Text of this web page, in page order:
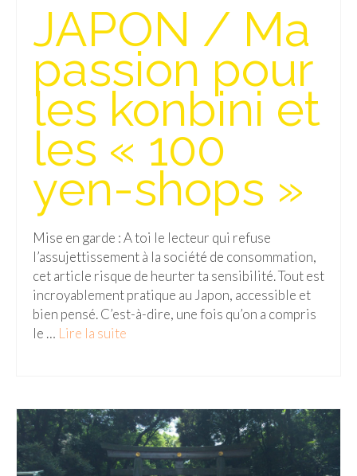
Isla del Sol
Lac Titicaca
Salar d’Uyuni
Chili
Paraguay
Pérou
Lac Titicaca
Machu Picchu
ASIE
Guilin & Yangshuo
Xi’An
JAPON / Ma
passion pour
les konbini et
les « 100
yen-shops »
Mise en garde : A toi le lecteur qui refuse
l’assujettissement à la société de consommation,
cet article risque de heurter ta sensibilité. Tout est
incroyablement pratique au Japon, accessible et
bien pensé. C’est-à-dire, une fois qu’on a compris
le … Lire la suite­­